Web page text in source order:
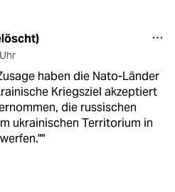
haben die Nato-Länder
Kriegsziel akzeptiert
die russischen
ukrainischen Territorium in